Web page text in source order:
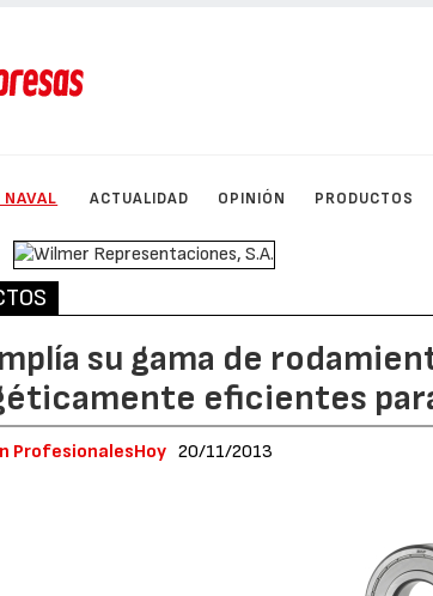
ACTUALIDAD OPINIÓN PRODUCTOS
su gama de
eficientes
ProfesionalesHoy 20/11/2013